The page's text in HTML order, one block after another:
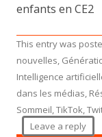
enfants en CE2
This entry was
nouvelles
Intelligence
dans les médias
Sommeil TikTok
Leave a reply